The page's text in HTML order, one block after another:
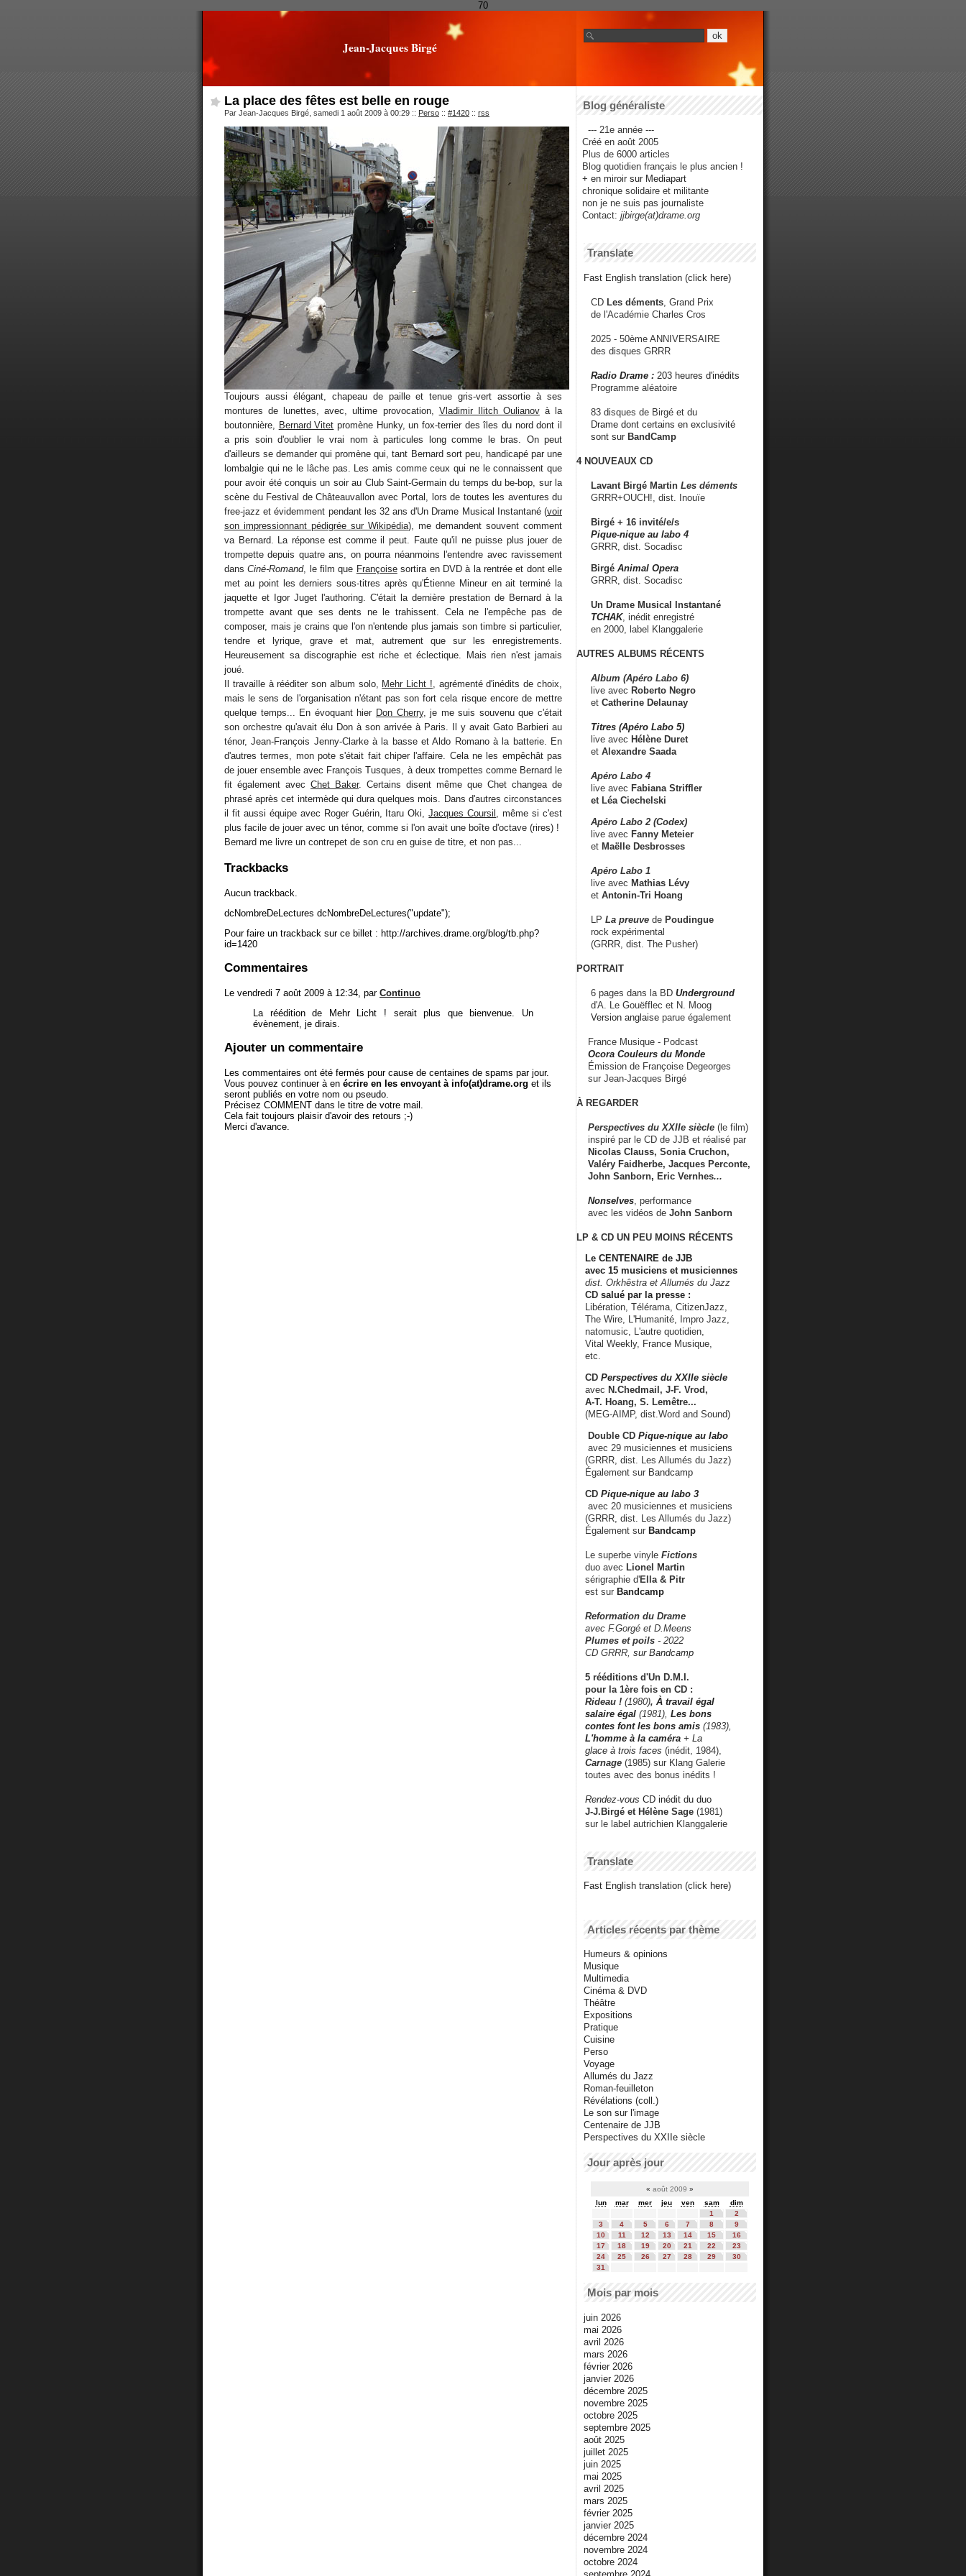
70
Jean-Jacques Birgé
La place des fêtes est belle en rouge
Par Jean-Jacques Birgé, samedi 1 août 2009 à 00:29 :: Perso :: #1420 :: rss
Toujours aussi élégant, chapeau de paille et tenue gris-vert assortie à ses
montures de lunettes, avec, ultime provocation, Vladimir Ilitch Oulianovà la
boutonnière,
Bernard Vitet promène Hunky, un fox-terrier des îles du nord dont il
a pris soin d'oublier le vrai nom à particules long comme le bras. On peut
d'ailleurs se demander qui promène qui, tant Bernard sort peu, handicapé par une
lombalgie qui ne le lâche pas. Les amis comme ceux qui ne le connaissent que
pour avoir été conquis un soir au Club Saint-Germain du temps du be-bop, sur la
scène du Festival de Châteauvallon avec Portal, lors de toutes les aventures du
free-jazz et évidemment pendant les 32 ans d'Un Drame Musical Instantané (voir
son impressionnant pédigrée sur Wikipédia), me demandent souvent comment
va Bernard. La réponse est comme il peut. Faute qu'il ne puisse plus jouer de
trompette depuis quatre ans, on pourra néanmoins l'entendre avec ravissement
dansCiné-Romand, le film que Françoisesortira en DVD à la rentrée et dont elle
met au point les derniers sous-titres après qu'Étienne Mineur en ait terminé la
jaquette et Igor Juget l'authoring. C'était la dernière prestation de Bernard à la
trompette avant que ses dents ne le trahissent. Cela ne l'empêche pas de
composer, mais je crains que l'on n'entende plus jamais son timbre si particulier,
tendre et lyrique, grave et mat, autrement que sur les enregistrements.
Heureusement sa discographie est riche et éclectique. Mais rien n'est jamais
joué.
Il travaille à rééditer son album solo,
Mehr Licht ! , agrémenté d'inédits de choix,
mais le sens de l'organisation n'étant pas son fort cela risque encore de mettre
quelque temps... En évoquant hier Don Cherry, je me suis souvenu que c'était
son orchestre qu'avait élu Don à son arrivée à Paris. Il y avait Gato Barbieri au
ténor, Jean-François Jenny-Clarke à la basse et Aldo Romano à la batterie. En
d'autres termes, mon pote s'était fait chiper l'affaire. Cela ne les empêchât pas
de jouer ensemble avec François Tusques, à deux trompettes comme Bernard le
fit également avec Chet Baker. Certains disent même que Chet changea de
phrasé après cet intermède qui dura quelques mois. Dans d'autres circonstances
il fit aussi équipe avec Roger Guérin, Itaru Oki,Jacques Coursil
, même si c'est
plus facile de jouer avec un ténor, comme si l'on avait une boîte d'octave (rires) !
Bernard me livre un contrepet de son cru en guise de titre, et non pas...
Trackbacks
Aucun trackback.
dcNombreDeLectures dcNombreDeLectures("update");
Pour faire un trackback sur ce billet : http://archives.drame.org/blog/tb.php?
id=1420
Commentaires
Le vendredi 7 août 2009 à 12:34, par Continuo
La réédition de Mehr Licht ! serait plus que bienvenue. Un
évènement, je dirais.
Ajouter un commentaire
Les commentaires ont été fermés pour cause de centaines de spams par jour.
Vous pouvez continuer à en écrire en les envoyant à info(at)drame.org et ils
seront publiés en votre nom ou pseudo.
Précisez COMMENT dans le titre de votre mail.
Cela fait toujours plaisir d'avoir des retours ;-)
Merci d'avance.
Blog généraliste
--- 21e année ---
Créé en août 2005
Plus de 6000 articles
Blog quotidien français le plus ancien !
+ en miroir sur Mediapart
chronique solidaire et militante
non je ne suis pas journaliste
Contact: jjbirge(at)drame.org
Translate
Fast English translation (click here)
CD Les déments , Grand Prix
de l'Académie Charles Cros
2025 - 50ème ANNIVERSAIRE
des disques GRRR
Radio Drame : 203 heures d'inédits
Programme aléatoire
83 disques de Birgé et du
Drame dont certains en exclusivité
sont sur BandCamp
4 NOUVEAUX CD
Lavant Birgé Martin Les déments
GRRR+OUCH!, dist. Inouïe
Birgé + 16 invité/e/s
Pique-nique au labo 4
GRRR, dist. Socadisc
Birgé Animal Opera
GRRR, dist. Socadisc
Un Drame Musical Instantané
TCHAK, inédit enregistré
en 2000, label Klanggalerie
AUTRES ALBUMS RÉCENTS
Album (Apéro Labo 6)
live avec Roberto Negro
et Catherine Delaunay
Titres (Apéro Labo 5)
live avec Hélène Duret
et Alexandre Saada
Apéro Labo 4
live avec Fabiana Striffler
et Léa Ciechelski
Apéro Labo 2 (Codex)
live avec Fanny Meteier
et Maëlle Desbrosses
Apéro Labo 1
live avec Mathias Lévy
et Antonin-Tri Hoang
LP La preuve de Poudingue
rock expérimental
(GRRR, dist. The Pusher)
PORTRAIT
6 pages dans la BD Underground
d'A. Le Gouëfflec et N. Moog
Version anglaise parue également
France Musique - Podcast
Ocora Couleurs du Monde
Émission de Françoise Degeorges
sur Jean-Jacques Birgé
À REGARDER
Perspectives du XXIIe siècle (le film)
inspiré par le CD de JJB et réalisé par
Nicolas Clauss, Sonia Cruchon,
Valéry Faidherbe, Jacques Perconte,
John Sanborn, Eric Vernhes...
Nonselves , performance
avec les vidéos de John Sanborn
LP & CD UN PEU MOINS RÉCENTS
Le CENTENAIRE de JJB
avec 15 musiciens et musiciennes
dist. Orkhêstra et Allumés du Jazz
CD salué par la presse :
Libération, Télérama, CitizenJazz,
The Wire, L'Humanité, Impro Jazz,
natomusic, L'autre quotidien,
Vital Weekly, France Musique,
etc.
CD Perspectives du XXIIe siècle
avec N.Chedmail, J-F. Vrod,
A-T. Hoang, S. Lemêtre...
(MEG-AIMP, dist.Word and Sound)
Double CD Pique-nique au labo
avec 29 musiciennes et musiciens
(GRRR, dist. Les Allumés du Jazz)
Également sur Bandcamp
CD Pique-nique au labo 3
avec 20 musiciennes et musiciens
(GRRR, dist. Les Allumés du Jazz)
Également sur Bandcamp
Le superbe vinyle Fictions
duo avec Lionel Martin
sérigraphie d'Ella & Pitr
est sur Bandcamp
Reformation du Drame
avec F.Gorgé et D.Meens
Plumes et poils - 2022
CD GRRR, sur Bandcamp
5 rééditions d'Un D.M.I.
pour la 1ère fois en CD :
Rideau ! (1980), À travail égal
salaire égal (1981), Les bons
contes font les bons amis (1983),
L'homme à la caméra + La
glace à trois faces (inédit, 1984),
Carnage (1985) sur Klang Galerie
toutes avec des bonus inédits !
Rendez-vous CD inédit du duo
J-J.Birgé et Hélène Sage (1981)
sur le label autrichien Klanggalerie
Translate
Fast English translation (click here)
Articles récents par thème
Humeurs & opinions
Musique
Multimedia
Cinéma & DVD
Théâtre
Expositions
Pratique
Cuisine
Perso
Voyage
Allumés du Jazz
Roman-feuilleton
Révélations (coll.)
Le son sur l'image
Centenaire de JJB
Perspectives du XXIIe siècle
Jour après jour
« août 2009 »
lun
mar mer jeu ven sam
dim
1
2
3
4 5 6 7 8
9
10
11 12 13 14 15
16
17
18 19 20 21 22
23
24
25 26 27 28 29
30
31
Mois par mois
juin 2026
mai 2026
avril 2026
mars 2026
février 2026
janvier 2026
décembre 2025
novembre 2025
octobre 2025
septembre 2025
août 2025
juillet 2025
juin 2025
mai 2025
avril 2025
mars 2025
février 2025
janvier 2025
décembre 2024
novembre 2024
octobre 2024